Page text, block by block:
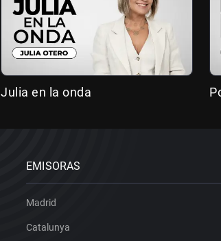
Julia en la onda
EMISORAS
Madrid
Catalunya